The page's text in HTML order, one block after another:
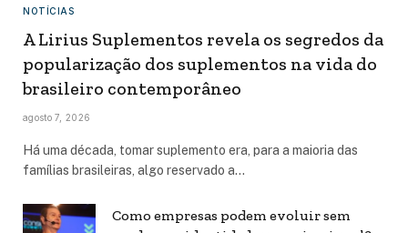
NOTÍCIAS
A Lirius Suplementos revela os segredos da
popularização dos suplementos na vida do
brasileiro contemporâneo
agosto 7, 2026
Há uma década, tomar suplemento era, para a maioria das
famílias brasileiras, algo reservado a…
Como empresas podem evoluir sem